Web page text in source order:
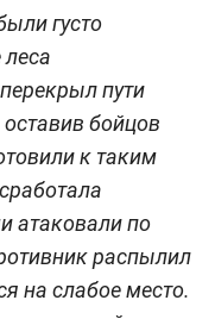
густо
пути
бойцов
к таким
атаковали по
распылил
на слабое место.